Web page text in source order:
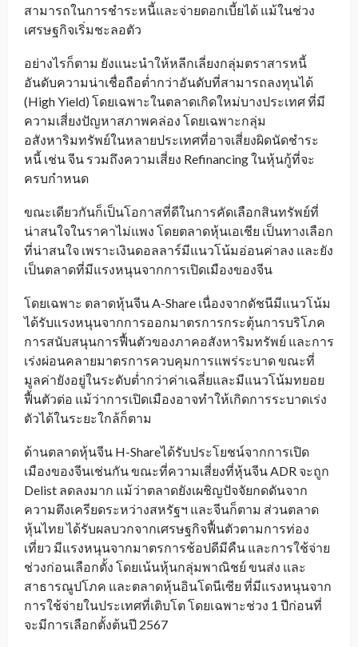
สามารถในการชำระหนี้และจ่ายดอกเบี้ยได้ แม้ในช่วง
เศรษฐกิจเริ่มชะลอตัว
อย่างไรก็ตาม ยังแนะนำให้หลีกเลี่ยงกลุ่มตราสารหนี้
อันดับความน่าเชื่อถือต่ำกว่าอันดับที่สามารถลงทุนได้
(High Yield) โดยเฉพาะในตลาดเกิดใหม่บางประเทศ ที่มี
ความเสี่ยงปัญหาสภาพคล่อง โดยเฉพาะกลุ่ม
อสังหาริมทรัพย์ในหลายประเทศที่อาจเสี่ยงผิดนัดชำระ
หนี้ เช่น จีน รวมถึงความเสี่ยง Refinancing ในหุ้นกู้ที่จะ
ครบกำหนด
ขณะเดียวกันก็เป็นโอกาสที่ดีในการคัดเลือกสินทรัพย์ที่
น่าสนใจในราคาไม่แพง โดยตลาดหุ้นเอเชีย เป็นทางเลือก
ที่น่าสนใจ เพราะเงินดอลลาร์มีแนวโน้มอ่อนค่าลง และยัง
เป็นตลาดที่มีแรงหนุนจากการเปิดเมืองของจีน
โดยเฉพาะ ตลาดหุ้นจีน A-Share เนื่องจากดัชนีมีแนวโน้ม
ได้รับแรงหนุนจากการออกมาตรการกระตุ้นการบริโภค
การสนับสนุนการฟื้นตัวของภาคอสังหาริมทรัพย์ และการ
เร่งผ่อนคลายมาตรการควบคุมการแพร่ระบาด ขณะที่
มูลค่ายังอยู่ในระดับต่ำกว่าค่าเฉลี่ยและมีแนวโน้มทยอย
ฟื้นตัวต่อ แม้ว่าการเปิดเมืองอาจทำให้เกิดการระบาดเร่ง
ตัวได้ในระยะใกล้ก็ตาม
ด้านตลาดหุ้นจีน H-Shareได้รับประโยชน์จากการเปิด
เมืองของจีนเช่นกัน ขณะที่ความเสี่ยงที่หุ้นจีน ADR จะถูก
Delist ลดลงมาก แม้ว่าตลาดยังเผชิญปัจจัยกดดันจาก
ความตึงเครียดระหว่างสหรัฐฯ และจีนก็ตาม ส่วนตลาด
หุ้นไทย ได้รับผลบวกจากเศรษฐกิจฟื้นตัวตามการท่อง
เที่ยว มีแรงหนุนจากมาตรการช้อปดีมีคืน และการใช้จ่าย
ช่วงก่อนเลือกตั้ง โดยเน้นหุ้นกลุ่มพาณิชย์ ขนส่ง และ
สาธารณูปโภค และตลาดหุ้นอินโดนีเซีย ที่มีแรงหนุนจาก
การใช้จ่ายในประเทศที่เติบโต โดยเฉพาะช่วง 1 ปีก่อนที่
จะมีการเลือกตั้งต้นปี 2567